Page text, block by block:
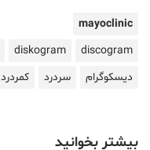
mayoclinic
discogram
diskogram
دیسکوگرام
سردرد کمردرد
بیشتر بخوانید